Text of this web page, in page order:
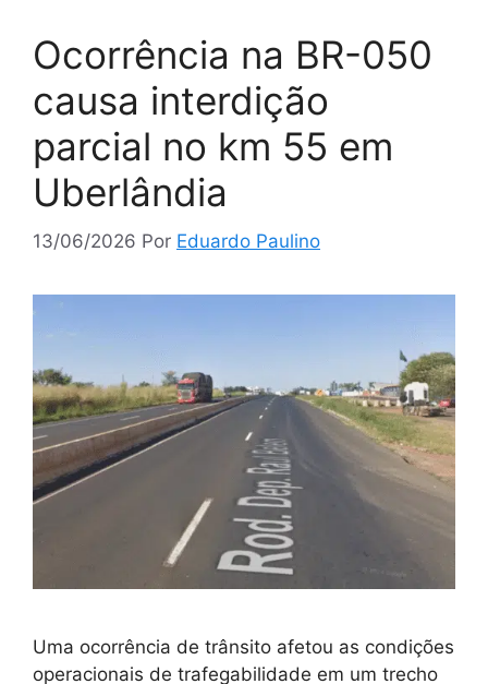
Ocorrência na BR-050
causa interdição
parcial no km 55 em
Uberlândia
13/06/2026 Por Eduardo Paulino
Uma ocorrência de trânsito afetou as condições
operacionais de trafegabilidade em um trecho